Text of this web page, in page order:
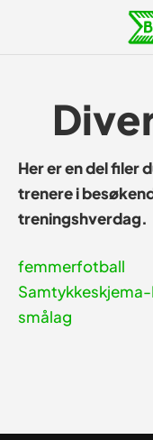
Her er en del filer
trenere i
treningshverdag.
femmerfotball
smålag